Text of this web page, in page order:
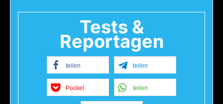
Tests &
Reportagen
teilen teilen
Pocket teilen